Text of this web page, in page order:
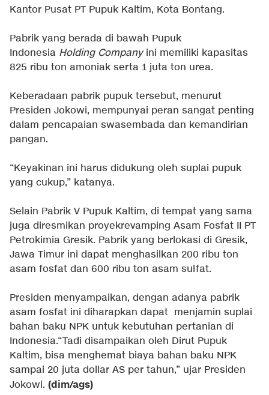
Kantor Pusat PT Pupuk Kaltim, Kota Bontang.
Pabrik yang berada di bawah Pupuk
Indonesia Holding Companyini memiliki kapasitas
825 ribu ton amoniak serta 1 juta ton urea.
Keberadaan pabrik pupuk tersebut, menurut
Presiden Jokowi, mempunyai peran sangat penting
dalam pencapaian swasembada dan kemandirian
pangan.
“Keyakinan ini harus didukung oleh suplai pupuk
yang cukup,” katanya.
Selain Pabrik V Pupuk Kaltim, di tempat yang sama
juga diresmikan proyekrevamping Asam Fosfat II PT
Petrokimia Gresik. Pabrik yang berlokasi di Gresik,
Jawa Timur ini dapat menghasilkan 200 ribu ton
asam fosfat dan 600 ribu ton asam sulfat.
Presiden menyampaikan, dengan adanya pabrik
asam fosfat ini diharapkan dapat menjamin suplai
bahan baku NPK untuk kebutuhan pertanian di
Indonesia.“Tadi disampaikan oleh Dirut Pupuk
Kaltim, bisa menghemat biaya bahan baku NPK
sampai 20 juta dollar AS per tahun,” ujar Presiden
Jokowi. (dim/ags)